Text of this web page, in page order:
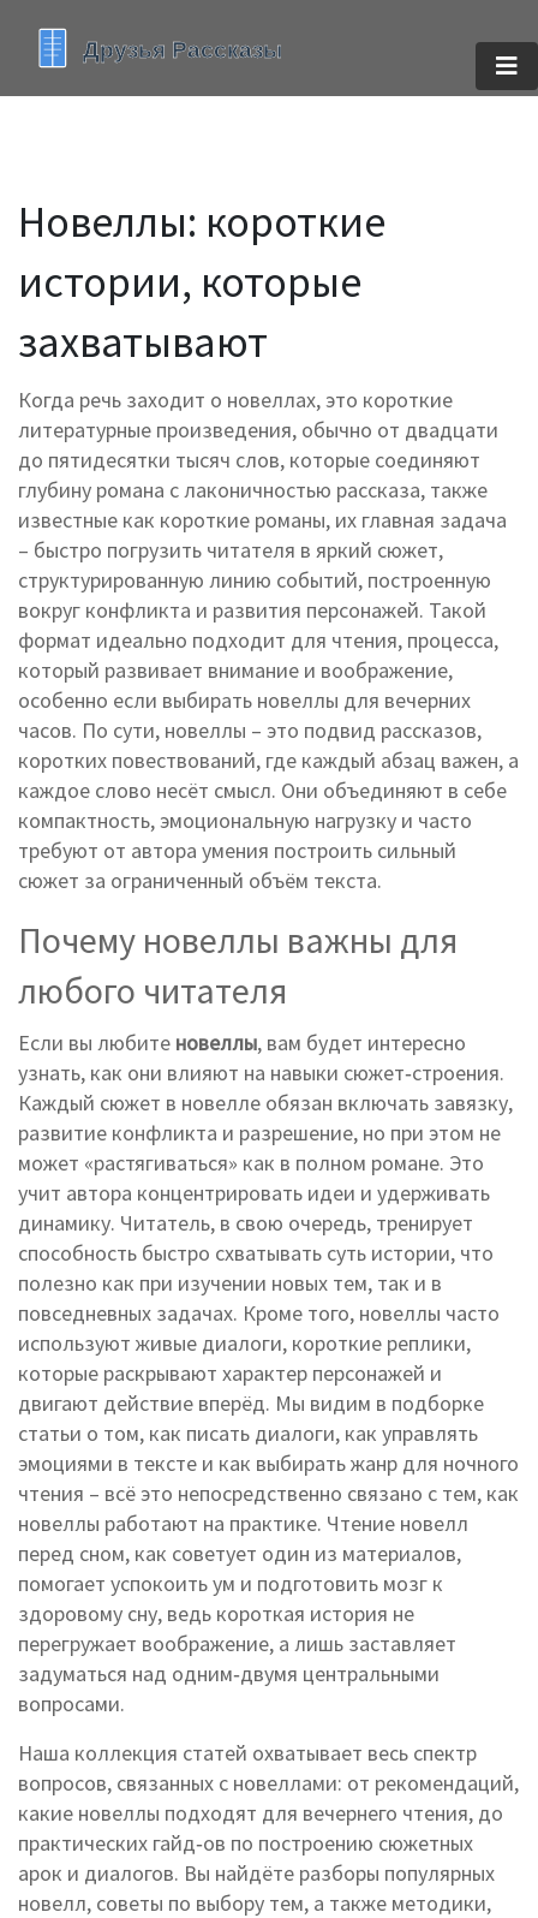
Новеллы: короткие
истории, которые
захватывают
Когда речь заходит о новеллах,это короткие
литературные произведения, обычно от двадцати
до пятидесятки тысяч слов, которые соединяют
глубину романа с лаконичностью рассказа, также
известные как короткие романы, их главная задача
– быстро погрузить читателя в яркий сюжет,
структурированную линию событий, построенную
вокруг конфликта и развития персонажей. Такой
формат идеально подходит для чтения, процесса,
который развивает внимание и воображение,
особенно если выбирать новеллы для вечерних
часов. По сути, новеллы – это подвид рассказов,
коротких повествований, где каждый абзац важен, а
каждое слово несёт смысл. Они объединяют в себе
компактность, эмоциональную нагрузку и часто
требуют от автора умения построить сильный
сюжет за ограниченный объём текста.
Почему новеллы важны для
любого читателя
Если вы любите новеллы, вам будет интересно
узнать, как они влияют на навыки сюжет‑строения.
Каждый сюжет в новелле обязан включать завязку,
развитие конфликта и разрешение, но при этом не
может «растягиваться» как в полном романе. Это
учит автора концентрировать идеи и удерживать
динамику. Читатель, в свою очередь, тренирует
способность быстро схватывать суть истории, что
полезно как при изучении новых тем, так и в
повседневных задачах. Кроме того, новеллы часто
используют живые диалоги, короткие реплики,
которые раскрывают характер персонажей и
двигают действие вперёд. Мы видим в подборке
статьи о том, как писать диалоги, как управлять
эмоциями в тексте и как выбирать жанр для ночного
чтения – всё это непосредственно связано с тем, как
новеллы работают на практике. Чтение новелл
перед сном, как советует один из материалов,
помогает успокоить ум и подготовить мозг к
здоровому сну, ведь короткая история не
перегружает воображение, а лишь заставляет
задуматься над одним‑двумя центральными
вопросами.
Наша коллекция статей охватывает весь спектр
вопросов, связанных с новеллами: от рекомендаций,
какие новеллы подходят для вечернего чтения, до
практических гайд‑ов по построению сюжетных
арок и диалогов. Вы найдёте разборы популярных
новелл, советы по выбору тем, а также методики,